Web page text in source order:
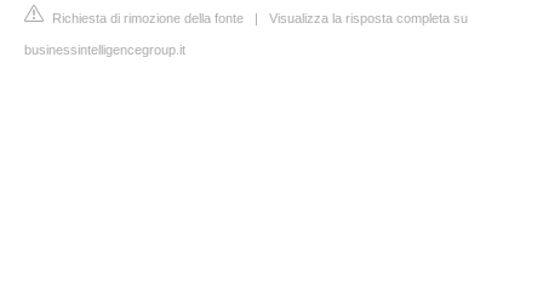
Richiesta di rimozione della fonte | Visualizza la risposta completa su
businessintelligencegroup.it